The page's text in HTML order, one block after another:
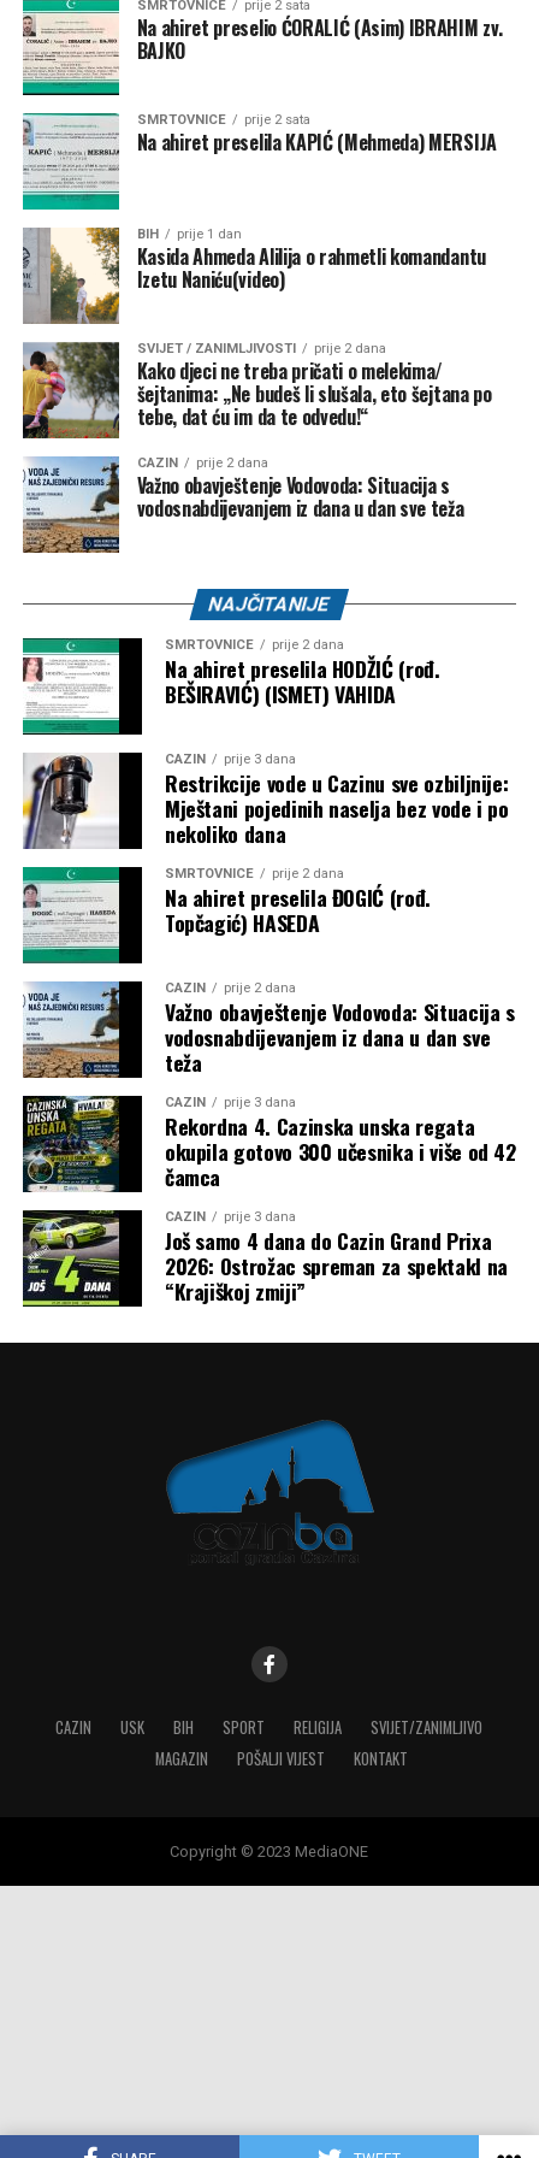
SMRTOVNICE prije 2 sata
Na ahiret preselio ĆORALIĆ (Asim) IBRAHIM zv.
BAJKO
SMRTOVNICE prije 2 sata
Na ahiret preselila KAPIĆ (Mehmeda) MERSIJA
BIH prije 1 dan
Kasida Ahmeda Alilija o rahmetli komandantu
Izetu Naniću(video)
SVIJET / ZANIMLJIVOSTI prije 2 dana
Kako djeci ne treba pričati o melekima/
šejtanima: „Ne budeš li slušala, eto šejtana po
tebe, dat ću im da te odvedu!“
CAZIN prije 2 dana
Važno obavještenje Vodovoda: Situacija s
vodosnabdijevanjem iz dana u dan sve teža
NAJČITANIJE
SMRTOVNICE prije 2 dana
Na ahiret preselila HODŽIĆ (rođ.
BEŠIRAVIĆ) (ISMET) VAHIDA
CAZIN prije 3 dana
Restrikcije vode u Cazinu sve ozbiljnije:
Mještani pojedinih naselja bez vode i po
nekoliko dana
SMRTOVNICE prije 2 dana
Na ahiret preselila ĐOGIĆ (rođ.
Topčagić) HASEDA
CAZIN prije 2 dana
Važno obavještenje Vodovoda: Situacija s
vodosnabdijevanjem iz dana u dan sve
teža
CAZIN prije 3 dana
Rekordna 4. Cazinska unska regata
okupila gotovo 300 učesnika i više od 42
čamca
CAZIN prije 3 dana
Još samo 4 dana do Cazin Grand Prixa
2026: Ostrožac spreman za spektakl na
“Krajiškoj zmiji”
CAZIN USK BIH SPORT RELIGIJA
SVIJET/ZANIMLJIVO
MAGAZIN
POŠALJI VIJEST KONTAKT
Copyright © 2023 MediaONE